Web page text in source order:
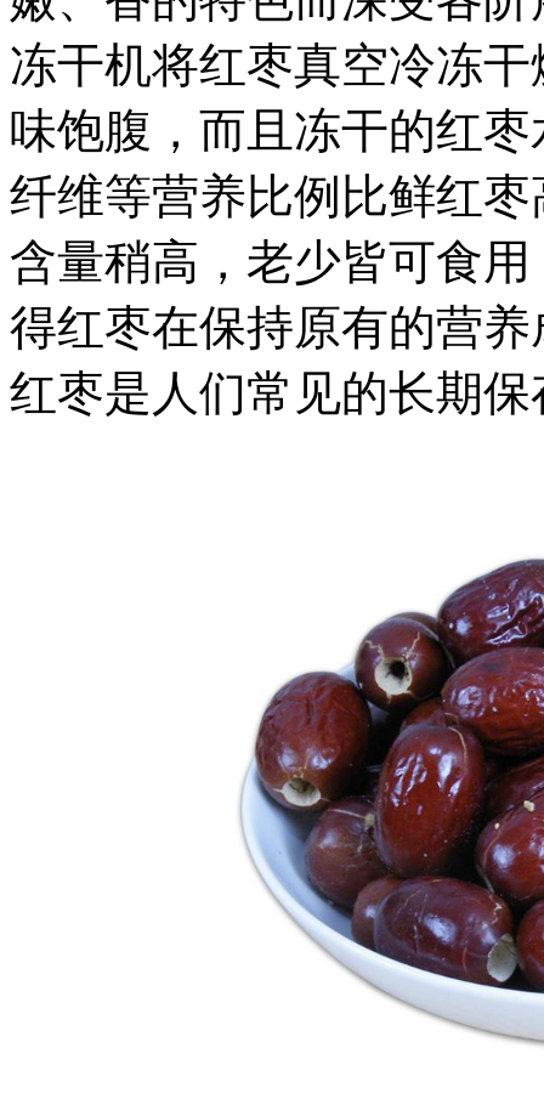
冻干机将红枣真空冷冻
味饱腹，而且冻干的红
纤维等营养比例比鲜红
含量稍高，老少皆可食
得红枣在保持原有的营
红枣是人们常见的长期